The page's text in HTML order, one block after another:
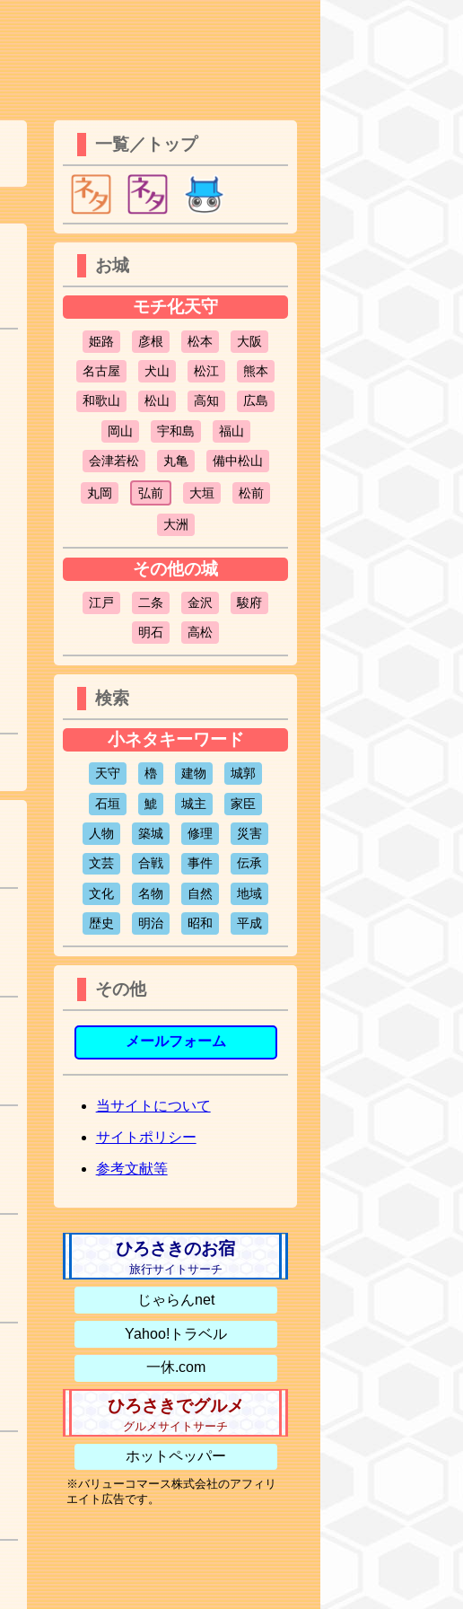
一覧／トップ
お城
モチ化天守
姫路 彦根 松本 大阪
名古屋 犬山 松江 熊本
和歌山 松山 高知 広島
岡山 宇和島 福山
会津若松 丸亀 備中松山
丸岡 弘前 大垣 松前
大洲
その他の城
江戸 二条 金沢 駿府
明石 高松
検索
小ネタキーワード
天守 櫓 建物 城郭
石垣 鯱 城主 家臣
人物 築城 修理 災害
文芸 合戦 事件 伝承
文化 名物 自然 地域
歴史 明治 昭和 平成
その他
メールフォーム
当サイトについて
サイトポリシー
参考文献等
ひろさきのお宿
旅行サイトサーチ
じゃらんnet
Yahoo!トラベル
一休.com
ひろさきでグルメ
グルメサイトサーチ
ホットペッパー
※バリューコマース株式会社のアフィリ
エイト広告です。